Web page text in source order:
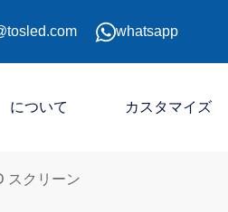
whatsapp
について カスタマイズ
スクリーン